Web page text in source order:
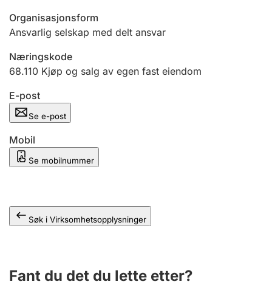
Ektepaktveileder
Offentlig sektor
Andre tema
Organisasjonsform
Ansvarlig selskap med delt ansvar
Næringskode
68.110 Kjøp og salg av egen fast eiendom
E-post
Se e-post
Mobil
Se mobilnummer
Søk i Virksomhetsopplysninger
Fant du det du lette etter?